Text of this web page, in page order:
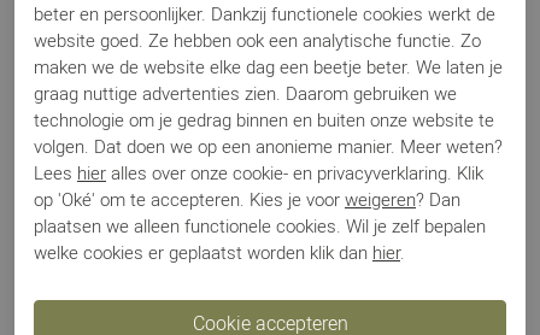
Specificaties
Merk
Angel Alarcon
Artikelnummer
25552
Los voetbed
Nee
Categorie
Pumps
Kleur
Bordeaux
Materiaal
Leer
Hakhoogte
7 cm
beter en persoonlijker. Dankzij functionele cookies werkt de
website goed. Ze hebben ook een analytische functie. Zo
maken we de website elke dag een beetje beter. We laten je
graag nuttige advertenties zien. Daarom gebruiken we
technologie om je gedrag binnen en buiten onze website te
volgen. Dat doen we op een anonieme manier. Meer weten?
Lees hier alles over onze cookie- en privacyverklaring. Klik
op 'Oké' om te accepteren. Kies je voor weigeren? Dan
plaatsen we alleen functionele cookies. Wil je zelf bepalen
welke cookies er geplaatst worden klik dan hier.